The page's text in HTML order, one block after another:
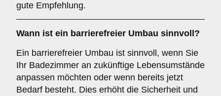
gute Empfehlung.
Wann ist ein barrierefreier Umbau sinnvoll?
Ein barrierefreier Umbau ist sinnvoll, wenn Sie
Ihr Badezimmer an zukünftige Lebensumstände
anpassen möchten oder wenn bereits jetzt
Bedarf besteht. Dies erhöht die Sicherheit und